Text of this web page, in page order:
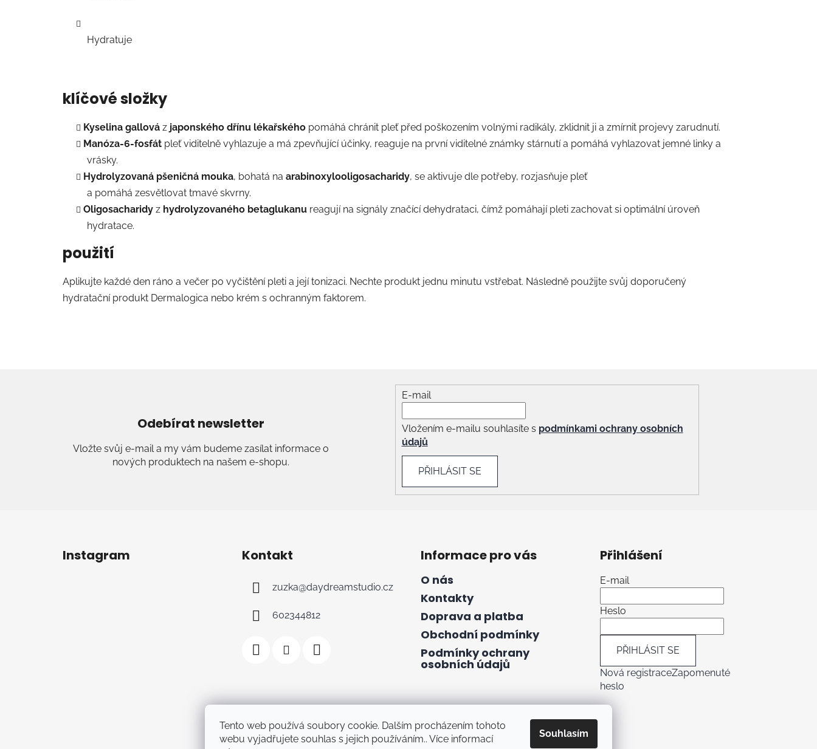
Tento web používá soubory cookie. Dalším procházením tohoto
webu vyjadřujete souhlas s jejich používáním.. Více informací
Souhlasím
Hydratuje
klíčové složky
Kyselina gallová z japonského dřínu lékařského pomáhá chránit pleť před poškozením volnými radikály, zklidnit ji a zmírnit projevy zarudnutí.
Manóza-6-fosfát pleť viditelně vyhlazuje a má zpevňující účinky, reaguje na první viditelné známky stárnutí a pomáhá vyhlazovat jemné linky a
vrásky.
Hydrolyzovaná pšeničná mouka, bohatá na arabinoxylooligosacharidy, se aktivuje dle potřeby, rozjasňuje pleť
a pomáhá zesvětlovat tmavé skvrny.
Oligosacharidy z hydrolyzovaného betaglukanu reagují na signály značící dehydrataci, čímž pomáhají pleti zachovat si optimální úroveň
hydratace.
použití
Aplikujte každé den ráno a večer po vyčištění pleti a její tonizaci. Nechte produkt jednu minutu vstřebat. Následně použijte svůj doporučený
hydratační produkt Dermalogica nebo krém s ochranným faktorem.
Odebírat newsletter
Vložte svůj e-mail a my vám budeme zasílat informace o
nových produktech na našem e-shopu.
E-mail
Vložením e-mailu souhlasíte s podmínkami ochrany osobních
údajů
PŘIHLÁSIT SE
Instagram Kontakt
zuzka@daydreamstudio.cz
602344812
Informace pro vás
O nás
Kontakty
Doprava a platba
Obchodní podmínky
Podmínky ochrany
osobních údajů
Přihlášení
E-mail
Heslo
PŘIHLÁSIT SE
Nová registraceZapomenuté
heslo